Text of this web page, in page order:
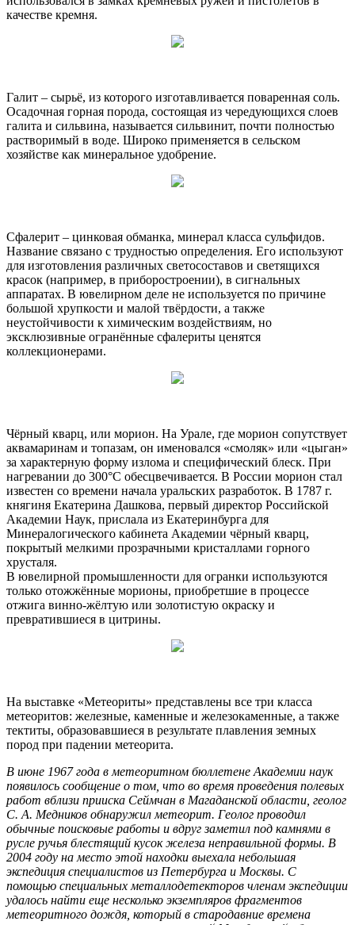
качестве кремня.
Галит – сырьё, из которого изготавливается поваренная соль.
Осадочная горная порода, состоящая из чередующихся слоев
галита и сильвина, называется сильвинит, почти полностью
растворимый в воде. Широко применяется в сельском
хозяйстве как минеральное удобрение.
Сфалерит – цинковая обманка, минерал класса сульфидов.
Название связано с трудностью определения. Его используют
для изготовления различных светосоставов и светящихся
красок (например, в приборостроении), в сигнальных
аппаратах. В ювелирном деле не используется по причине
большой хрупкости и малой твёрдости, а также
неустойчивости к химическим воздействиям, но
эксклюзивные огранённые сфалериты ценятся
коллекционерами.
Чёрный кварц, или морион. На Урале, где морион сопутствует
аквамаринам и топазам, он именовался «смоляк» или «цыган»
за характерную форму излома и специфический блеск. При
нагревании до 300°C обесцвечивается. В России морион стал
известен со времени начала уральских разработок. В 1787 г.
княгиня Екатерина Дашкова, первый директор Российской
Академии Наук, прислала из Екатеринбурга для
Минералогического кабинета Академии чёрный кварц,
покрытый мелкими прозрачными кристаллами горного
хрусталя.
В ювелирной промышленности для огранки используются
только отожжённые морионы, приобретшие в процессе
отжига винно-жёлтую или золотистую окраску и
превратившиеся в цитрины.
На выставке «Метеориты» представлены все три класса
метеоритов: железные, каменные и железокаменные, а также
тектиты, образовавшиеся в результате плавления земных
пород при падении метеорита.
В июне 1967 года в метеоритном бюллетене Академии наук
появилось сообщение о том, что во время проведения полевых
работ вблизи прииска Сеймчан в Магаданской области, геолог
С. А. Медников обнаружил метеорит. Геолог проводил
обычные поисковые работы и вдруг заметил под камнями в
русле ручья блестящий кусок железа неправильной формы. В
2004 году на место этой находки выехала небольшая
экспедиция специалистов из Петербурга и Москвы. С
помощью специальных металлодетекторов членам экспедиции
удалось найти еще несколько экземпляров фрагментов
метеоритного дождя, который в стародавние времена